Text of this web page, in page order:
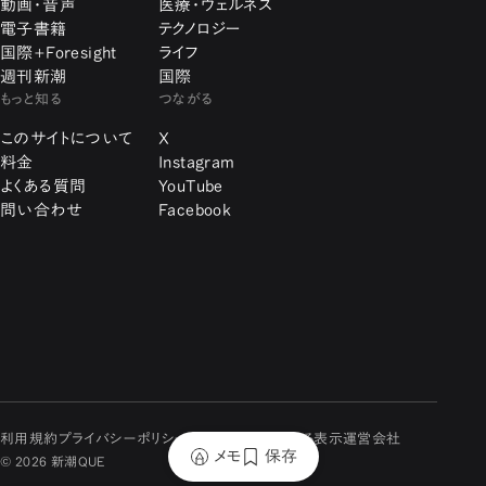
動画・音声
電子書籍
国際+Foresight
週刊新潮
医療・ウェルネス
テクノロジー
ライフ
国際
もっと知る
このサイトについて
料金
よくある質問
問い合わせ
つながる
X
Instagram
YouTube
Facebook
利用規約 プライバシーポリシー 特定商取引に関する表示運営会社
© 2026 新潮QUE メモ 保存